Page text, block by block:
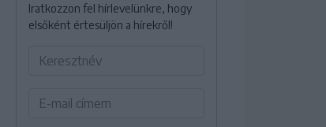
Iratkozzon fel hírlevelünkre, hogy
elsőként értesüljön a hírekről!